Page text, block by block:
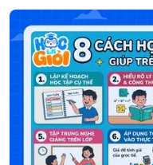
tam giác cân cũng như
học. Hãy cùng Học là
cân lớp 7 nhanh và dễ